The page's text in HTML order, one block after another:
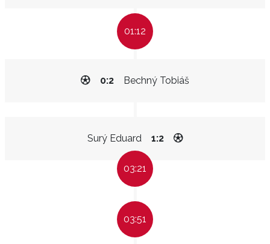
01:12
Bechný Tobiáš
0:2
Surý Eduard 1:2
03:21
03:51